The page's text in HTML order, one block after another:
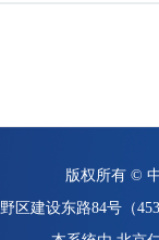
版权所有 ©
区建设东路84号（